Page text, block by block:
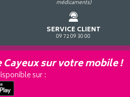
médicaments)
SERVICE CLIENT
09 72 09 30 00
sur votre mobile !
sur :